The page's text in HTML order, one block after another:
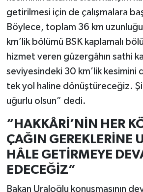
getirilmesi için de çalışmalara
Böylece, toplam 36 km
km’lik bölümü BSK kaplamalı
hizmet veren güzergâhın sathi
seviyesindeki 30 km’lik kesimini
tek yol haline dönüştüreceğiz.
uğurlu olsun” dedi.
“HAKKÂRİ’NİN HER
ÇAĞIN GEREKLERİNE
HÂLE GETİRMEYE
EDECEĞİZ”
Bakan Uraloğlu konuşmasının